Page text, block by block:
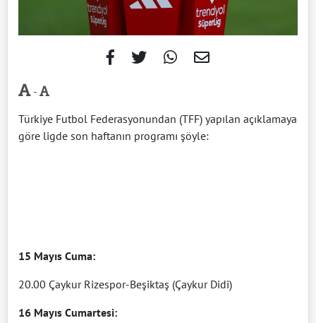
-
Türkiye Futbol Federasyonundan (TFF) yapılan açıklamaya
göre ligde son haftanın programı şöyle:
15 Mayıs Cuma:
20.00 Çaykur Rizespor-Beşiktaş (Çaykur Didi)
16 Mayıs Cumartesi: